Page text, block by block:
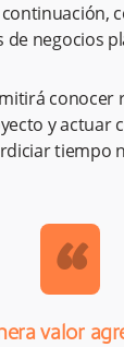
de negocios
conocer
y actuar
tiempo
“
valor